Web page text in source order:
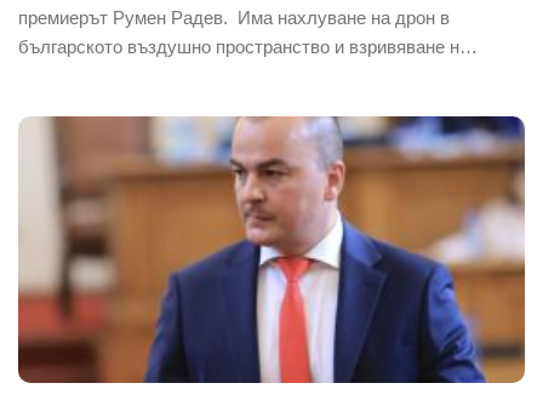
премиерът Румен Радев. Има нахлуване на дрон в
българското въздушно пространство и взривяване н…